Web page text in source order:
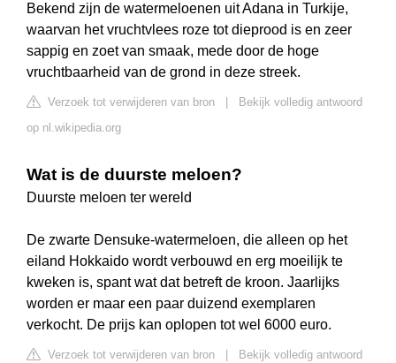
Bekend zijn de watermeloenen uit Adana in Turkije,
waarvan het vruchtvlees roze tot dieprood is en zeer
sappig en zoet van smaak, mede door de hoge
vruchtbaarheid van de grond in deze streek.
Verzoek tot verwijderen van bron
Bekijk volledig antwoord
op nl.wikipedia.org
Wat is de duurste meloen?
Duurste meloen ter wereld
De zwarte Densuke-watermeloen, die alleen op het
eiland Hokkaido wordt verbouwd en erg moeilijk te
kweken is, spant wat dat betreft de kroon. Jaarlijks
worden er maar een paar duizend exemplaren
verkocht. De prijs kan oplopen tot wel 6000 euro.
Verzoek tot verwijderen van bron
Bekijk volledig antwoord